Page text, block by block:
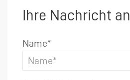
Ihre Nachricht an
Name*